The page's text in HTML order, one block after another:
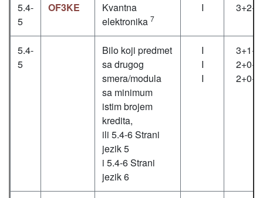
5.4-
5
OF3KE
Kvantna
elektronika 7
I 3+2+0
5.4-
5
Bilo koji predmet
sa drugog
smera/modula
sa minimum
istim brojem
kredita,
ili 5.4-6 Strani
jezik 5
i 5.4-6 Strani
jezik 6
I
I
I
3+1+1
2+0+0
2+0+0